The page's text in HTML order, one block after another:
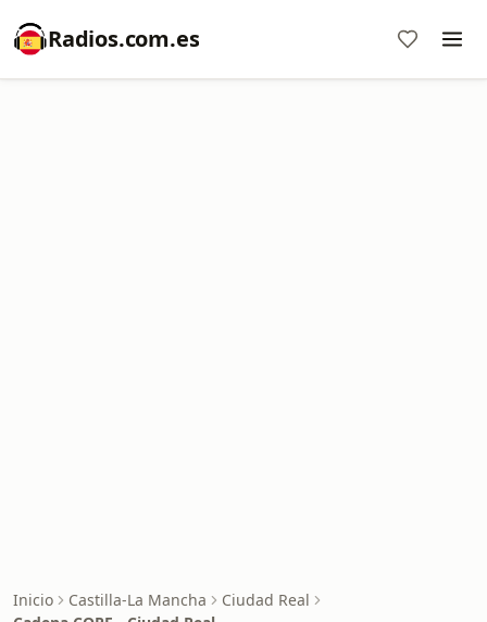
Radios.com.es
Inicio Castilla-La Mancha
Ciudad Real